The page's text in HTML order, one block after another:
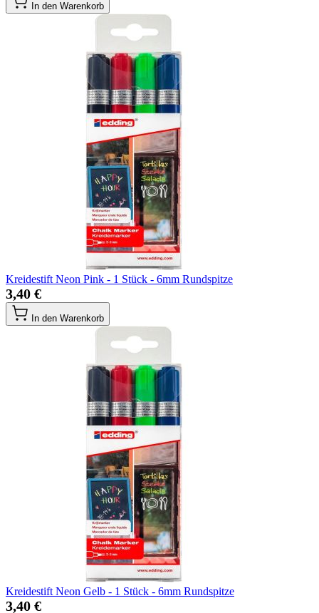
In den Warenkorb
Kreidestift Neon Pink - 1 Stück - 6mm Rundspitze
3,40 €
In den Warenkorb
Kreidestift Neon Gelb - 1 Stück - 6mm Rundspitze
3,40 €